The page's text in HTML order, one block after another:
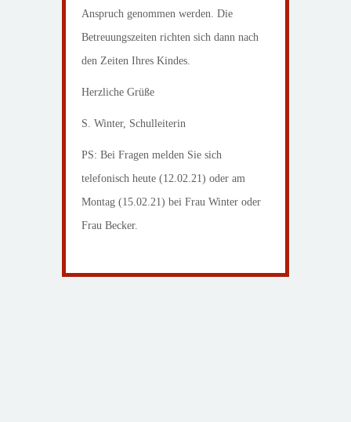
Anspruch genommen werden. Die
Betreuungszeiten richten sich dann nach
den Zeiten Ihres Kindes.
Herzliche Grüße
S. Winter, Schulleiterin
PS: Bei Fragen melden Sie sich
telefonisch heute (12.02.21) oder am
Montag (15.02.21) bei Frau Winter oder
Frau Becker.